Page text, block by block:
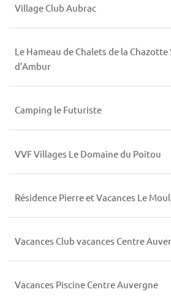
Village Club Aubrac
Le Hameau de Chalets de la Chazotte
d'Ambur
Camping le Futuriste
VVF Villages Le Domaine du Poitou
Résidence Pierre et Vacances Le
Vacances Club vacances Centre
Vacances Piscine Centre Auvergne